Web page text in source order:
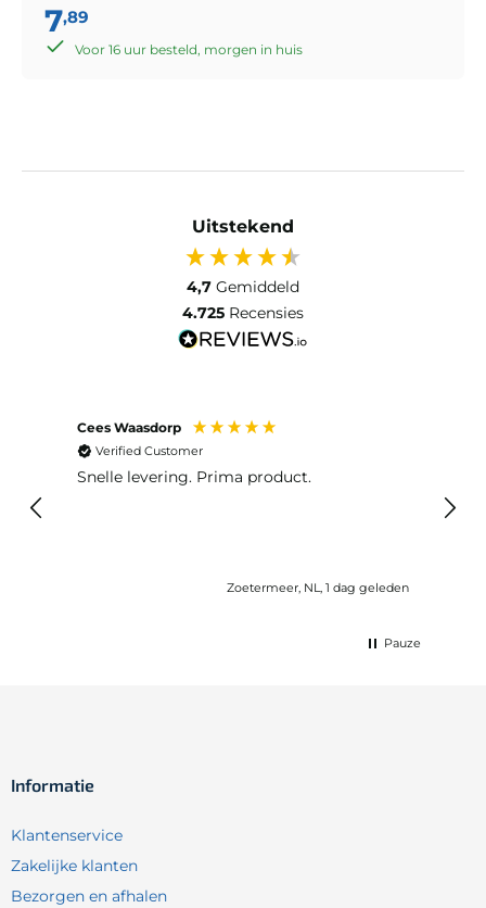
7,89
Voor 16 uur besteld, morgen in huis
Uitstekend
4,7 Gemiddeld
4.725 Recensies
Cees Waasdorp
Verified Customer
Snelle levering. Prima product.
Zoetermeer, NL, 1 dag geleden
lang
Pauze
Informatie
Klantenservice
Zakelijke klanten
Bezorgen en afhalen